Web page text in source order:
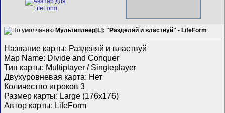
Мультиплеер[L]: "Разделяй и властвуй" - LifeForm
Название карты: Разделяй и властвуй
Map Name: Divide and Conquer
Тип карты: Multiplayer / Singleplayer
Двухуровневая карта: Нет
Количество игроков 3
Размер карты: Large (176x176)
Автор карты: LifeForm